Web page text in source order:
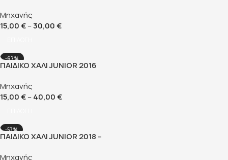
Μηχανής
15,00€–30,00€
-67%
ΠΑΙΔΙΚΌ ΧΑΛΊ JUNIOR 2016
Μηχανής
15,00€–40,00€
-57%
ΠΑΙΔΙΚΌ ΧΑΛΊ JUNIOR 2018 –
Μηχανής